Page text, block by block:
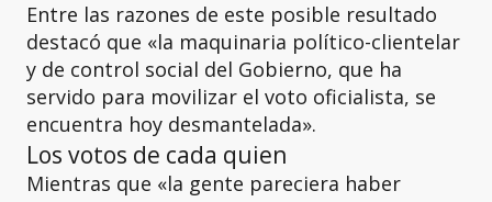
Entre las razones de este posible resultado
destacó que «la maquinaria político-clientelar
y de control social del Gobierno, que ha
servido para movilizar el voto oficialista, se
encuentra hoy desmantelada».
Los votos de cada quien
Mientras que «la gente pareciera haber